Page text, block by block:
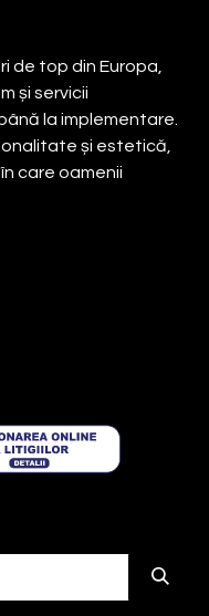
de top din Europa,
și servicii
la implementare.
și estetică,
care oamenii